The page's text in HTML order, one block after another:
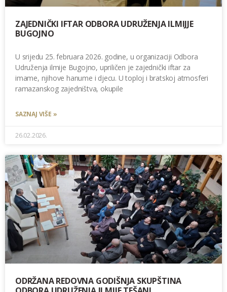
ZAJEDNIČKI IFTAR ODBORA UDRUŽENJA ILMIJJE
BUGOJNO
U srijedu 25. februara 2026. godine, u organizaciji Odbora
Udruženja ilmije Bugojno, upriličen je zajednički iftar za
imame, njihove hanume i djecu. U toploj i bratskoj atmosferi
ramazanskog zajedništva, okupile
SAZNAJ VIŠE »
26.02.2026.
ODRŽANA REDOVNA GODIŠNJA SKUPŠTINA